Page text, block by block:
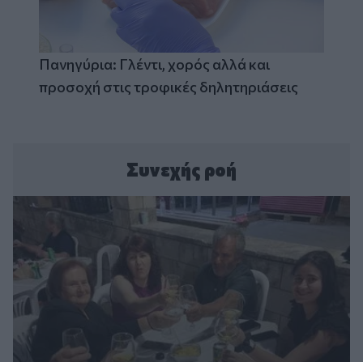
Πανηγύρια: Γλέντι, χορός αλλά και
προσοχή στις τροφικές δηλητηριάσεις
Συνεχής ροή